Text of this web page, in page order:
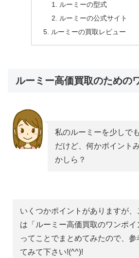
ルーミーの型式
ルーミーの公式サイト
ルーミーの買取レビュー
ルーミー高価買取のための
私のルーミーを少しで
だけど、何かポイント
かしら？
いくつかポイントがありますが、
は「ルーミー高価買取のワンポイ
ってことでまとめてみたので、参
てみて下さい!(^^)!